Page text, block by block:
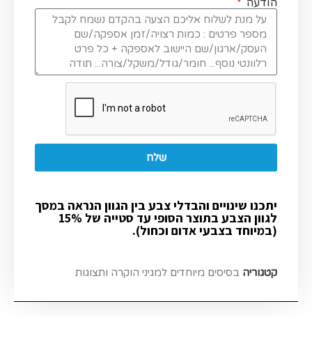
הודעה
שלח
יתכנו שינויים והבדלי צבע בין הגוון הנראה במסך
לגוון הצבע בתוצר הסופי עד סטייה של 15%
(במיוחד בצבעי אדום וכחול).
קטגוריה בסיסים מיוחדים למגיני הוקרה ותצוגות